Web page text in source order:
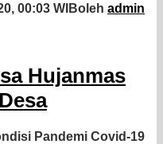
00:03 WIBoleh admin
Hujanmas
Pandemi Covid-19